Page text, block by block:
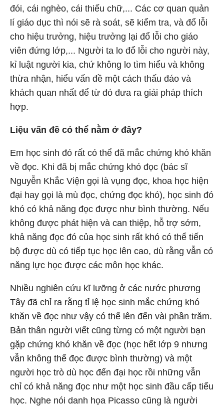
đói, cái nghèo, cái thiếu chữ,... Các cơ quan quản
lí giáo dục thì nói sẽ rà soát, sẽ kiểm tra, và đổ lỗi
cho hiệu trưởng, hiệu trưởng lại đổ lỗi cho giáo
viên đứng lớp,... Người ta lo đổ lỗi cho người này,
kỉ luật người kia, chứ không lo tìm hiểu và không
thừa nhận, hiểu vấn đề một cách thấu đáo và
khách quan nhất để từ đó đưa ra giải pháp thích
hợp.
Liệu vấn đề có thể nằm ở đây?
Em học sinh đó rất có thể đã mắc chứng khó khăn
về đọc. Khi đã bị mắc chứng khó đọc (bác sĩ
Nguyễn Khắc Viện gọi là vụng đọc, khoa học hiện
đại hay gọi là mù đọc, chứng đọc khó), học sinh đó
khó có khả năng đọc được như bình thường. Nếu
không được phát hiện và can thiệp, hỗ trợ sớm,
khả năng đọc đó của học sinh rất khó có thể tiến
bộ được dù có tiếp tục học lên cao, dù rằng vẫn có
năng lực học được các môn học khác.
Nhiều nghiên cứu kĩ lưỡng ở các nước phương
Tây đã chỉ ra rằng tỉ lệ học sinh mắc chứng khó
khăn về đọc như vậy có thể lên đến vài phần trăm.
Bản thân người viết cũng từng có một người bạn
gặp chứng khó khăn về đọc (học hết lớp 9 nhưng
vẫn không thể đọc được bình thường) và một
người học trò dù học đến đại học rồi những vẫn
chỉ có khả năng đọc như một học sinh đầu cấp tiểu
học. Nghe nói danh họa Picasso cũng là người